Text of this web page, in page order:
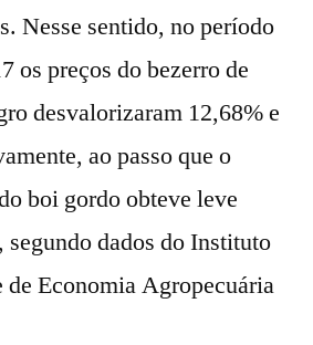
Nesse sentido, no período
os preços do bezerro de
desvalorizaram 12,68% e
ao passo que o
boi gordo obteve leve
segundo dados do Instituto
de Economia Agropecuária